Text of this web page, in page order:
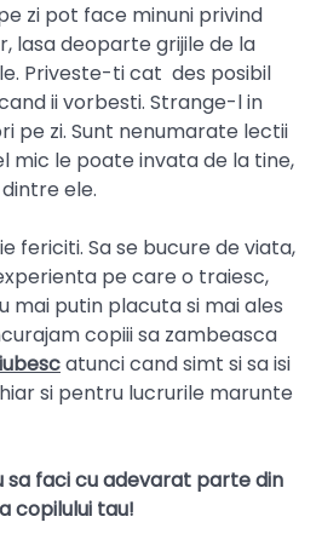
zi pot face minuni privind
lasa deoparte grijile de la
Priveste-ti cat  des posibil
ii vorbesti. Strange-l in
pe zi. Sunt nenumarate lectii
mic le poate invata de la tine,
ele.
fericiti. Sa se bucure de viata,
pe care o traiesc,
mai putin placuta si mai ales
copiii sa zambeasca
atunci cand simt si sa isi
si pentru lucrurile marunte
sa faci cu adevarat parte din
copilului tau!